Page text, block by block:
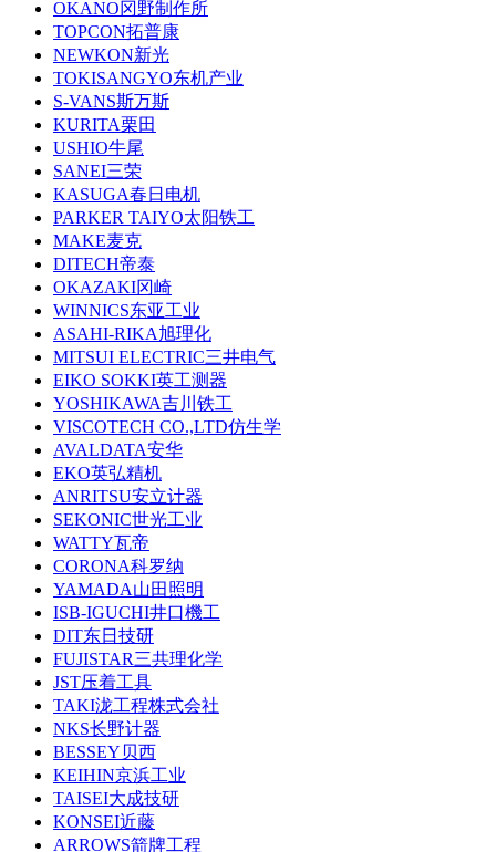
OKANO冈野制作所
TOPCON拓普康
NEWKON新光
TOKISANGYO东机产业
S-VANS斯万斯
KURITA栗田
USHIO牛尾
SANEI三荣
KASUGA春日电机
PARKER TAIYO太阳铁工
MAKE麦克
DITECH帝泰
OKAZAKI冈崎
WINNICS东亚工业
ASAHI-RIKA旭理化
MITSUI ELECTRIC三井电气
EIKO SOKKI英工测器
YOSHIKAWA吉川铁工
VISCOTECH CO.,LTD仿生学
AVALDATA安华
EKO英弘精机
ANRITSU安立计器
SEKONIC世光工业
WATTY瓦帝
CORONA科罗纳
YAMADA山田照明
ISB-IGUCHI井口機工
DIT东日技研
FUJISTAR三共理化学
JST压着工具
TAKI泷工程株式会社
NKS长野计器
BESSEY贝西
KEIHIN京浜工业
TAISEI大成技研
KONSEI近藤
ARROWS箭牌工程